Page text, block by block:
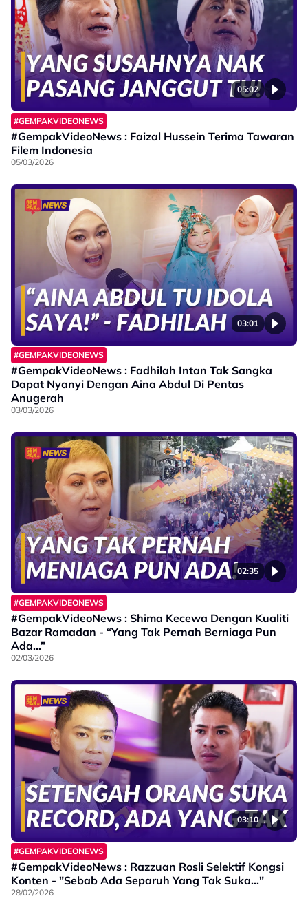
05:02
#GEMPAKVIDEONEWS
#GempakVideoNews : Faizal Hussein Terima Tawaran
Filem Indonesia
05/03/2026
03:01
#GEMPAKVIDEONEWS
#GempakVideoNews : Fadhilah Intan Tak Sangka
Dapat Nyanyi Dengan Aina Abdul Di Pentas
Anugerah
03/03/2026
02:35
#GEMPAKVIDEONEWS
#GempakVideoNews : Shima Kecewa Dengan Kualiti
Bazar Ramadan - “Yang Tak Pernah Berniaga Pun
Ada…”
02/03/2026
03:10
#GEMPAKVIDEONEWS
#GempakVideoNews : Razzuan Rosli Selektif Kongsi
Konten - "Sebab Ada Separuh Yang Tak Suka..."
28/02/2026